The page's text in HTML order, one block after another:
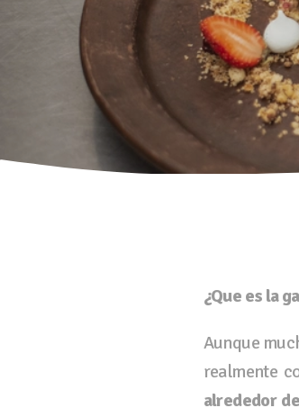
¿Que es la
Aunque
realmente
alrededor